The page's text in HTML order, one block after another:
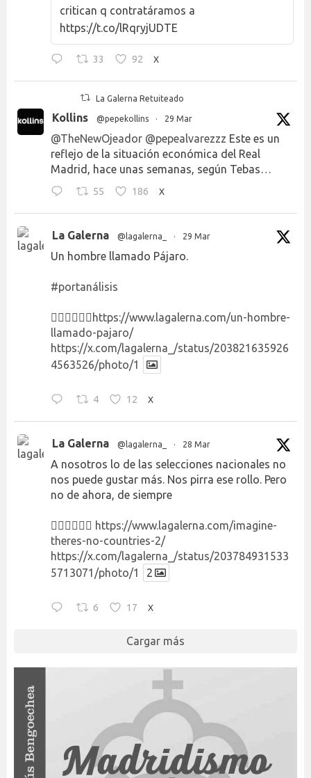
critican q contratáramos a
https://t.co/lRqryjUDTE
33 92 X
La Galerna Retuiteado
Kollins @pepekollins · 29 Mar
@TheNewOjeador @pepealvarezzz Este es un
reflejo de la situación económica del Real
Madrid, hace unas semanas, según Tebas…
55 186 X
La Galerna @lagalerna_ · 29 Mar
Un hombre llamado Pájaro.
#portanálisis
👉🏻👉🏻👉🏻 https://www.lagalerna.com/un-hombre-
llamado-pajaro/
https://x.com/lagalerna_/status/203821635926
4563526/photo/1
4 12 X
La Galerna @lagalerna_ · 28 Mar
A nosotros lo de las selecciones nacionales no
nos puede gustar más. Nos pirra ese rollo. Pero
no de ahora, de siempre
👉🏻👉🏻👉🏻 https://www.lagalerna.com/imagine-
theres-no-countries-2/
https://x.com/lagalerna_/status/203784931533
5713071/photo/1
2
6 17 X
Cargar más